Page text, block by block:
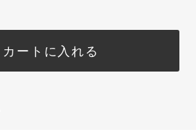
カートに入れる